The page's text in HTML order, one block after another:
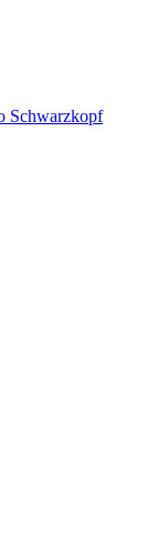
Schwarzkopf